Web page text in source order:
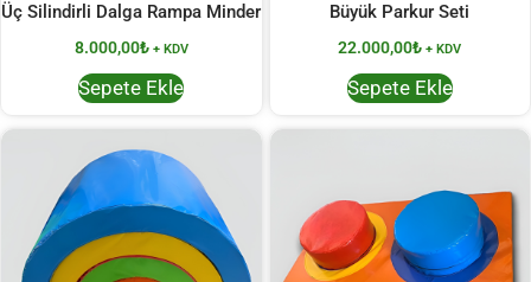
Üç Silindirli Dalga Rampa Minder
8.000,00₺ + KDV
Sepete Ekle
Büyük Parkur Seti
22.000,00₺ + KDV
Sepete Ekle